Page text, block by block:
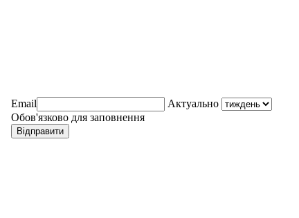
Email
Актуально
Обов'язково для заповнення
Відправити